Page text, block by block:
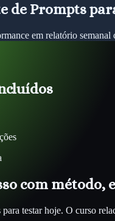
de Prompts
em relatório semanal
com método,
para testar hoje. O curso